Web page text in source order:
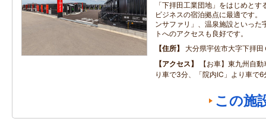
「下拝田工業団地」をはじめと
ビジネスの宿泊拠点に最適です。
ンサファリ」、温泉施設といった
トへのアクセスも良好です。
住所
大分県宇佐市大字下拝田
アクセス
【お車】東九州自
り車で3分、「院内IC」より車で6
この施